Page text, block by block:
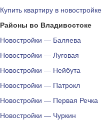
Купить квартиру в новостройке
Районы во Владивостоке
Новостройки — Баляева
Новостройки — Луговая
Новостройки — Нейбута
Новостройки — Патрокл
Новостройки — Первая Речка
Новостройки — Чуркин